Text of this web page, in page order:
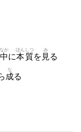
中
なか
に本質
ほんしつ
を 見
み
る
成
な
る